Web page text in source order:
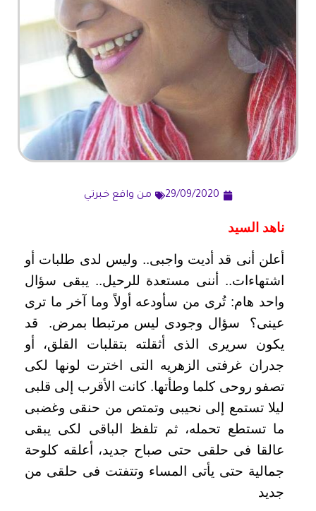
29/09/2020 من واقع خبرتي
ناهد السيد
أعلن أنى قد أديت واجبى.. وليس لدى طلبات أو
اشتهاءات.. أننى مستعدة للرحيل.. يبقى سؤال
واحد هام: تُرى من سأودعه أولاً وما آخر ما ترى
عينى؟ سؤال وجودى ليس مرتبطا بمرض. قد
يكون سريرى الذى أثقلته بتقلبات القلق، أو
جدران غرفتى الزهريه التى اخترت لونها لكى
تصفو روحى كلما وطأتها. كانت الأقرب إلى قلبى
ليلا تستمع إلى نحيبى وتمتص من حنقى وغضبى
ما تستطع تحمله، ثم تلفظ الباقى لكى يبقى
عالقا فى حلقى حتى صباح جديد، أعلقه كلوحة
جمالية حتى يأتى المساء وتتفتت فى حلقى من
جديد